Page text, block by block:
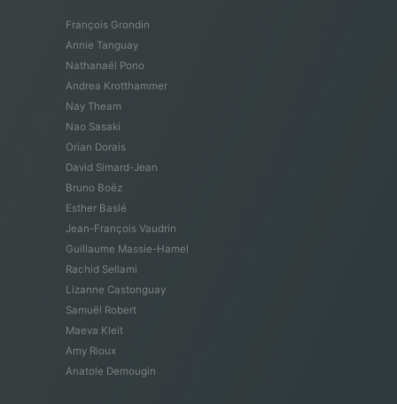
François Grondin
Annie Tanguay
Nathanaël Pono
Andrea Krotthammer
Nay Theam
Nao Sasaki
Orian Dorais
David Simard-Jean
Bruno Boëz
Esther Baslé
Jean-François Vaudrin
Guillaume Massie-Hamel
Rachid Sellami
Lizanne Castonguay
Samuël Robert
Maeva Kleit
Amy Rioux
Anatole Demougin